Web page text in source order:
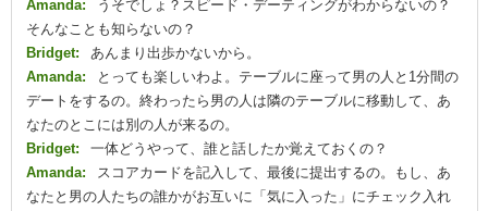
Amanda:
うそでしょ？スピード・デーティングがわからないの？
そんなことも知らないの？
Bridget:
あんまり出歩かないから。
Amanda:
とっても楽しいわよ。テーブルに座って男の人と1分間の
デートをするの。終わったら男の人は隣のテーブルに移動して、あ
なたのとこには別の人が来るの。
Bridget:
一体どうやって、誰と話したか覚えておくの？
Amanda:
スコアカードを記入して、最後に提出するの。もし、あ
なたと男の人たちの誰かがお互いに「気に入った」にチェック入れ